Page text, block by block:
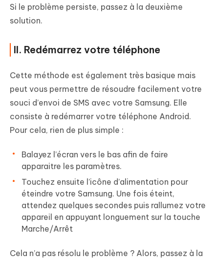
Si le problème persiste, passez à la deuxième
solution.
II. Redémarrez votre téléphone
Cette méthode est également très basique mais
peut vous permettre de résoudre facilement votre
souci d’envoi de SMS avec votre Samsung. Elle
consiste à redémarrer votre téléphone Android.
Pour cela, rien de plus simple :
Balayez l’écran vers le bas afin de faire
apparaitre les paramètres.
Touchez ensuite l’icône d’alimentation pour
éteindre votre Samsung. Une fois éteint,
attendez quelques secondes puis rallumez votre
appareil en appuyant longuement sur la touche
Marche/Arrêt
Cela n’a pas résolu le problème ? Alors, passez à la